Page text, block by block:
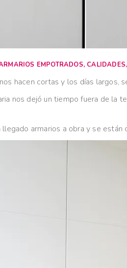
EMPOTRADOS, CALIDADES,
hacen cortas y los días largos,
nos dejó un tiempo fuera de la
llegado armarios a obra y se